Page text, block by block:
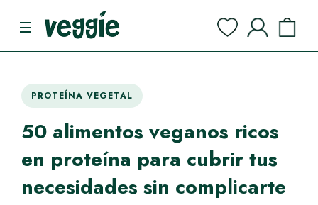
PROTEÍNA VEGETAL
50 alimentos veganos ricos
en proteína para cubrir tus
necesidades sin complicarte